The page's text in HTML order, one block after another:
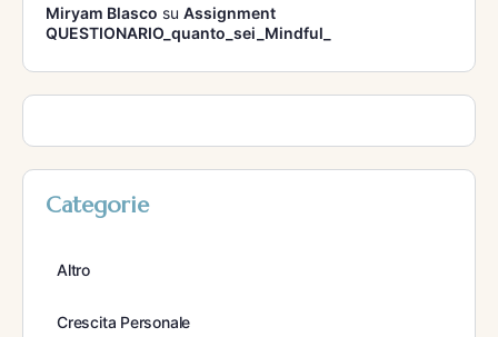
Miryam Blasco su Assignment
QUESTIONARIO_quanto_sei_Mindful_
Categorie
Altro
Crescita Personale